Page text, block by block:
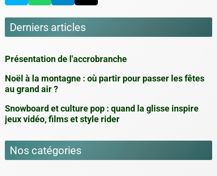
Derniers articles
Présentation de l'accrobranche
Noël à la montagne : où partir pour passer les fêtes
au grand air ?
Snowboard et culture pop : quand la glisse inspire
jeux vidéo, films et style rider
Nos catégories